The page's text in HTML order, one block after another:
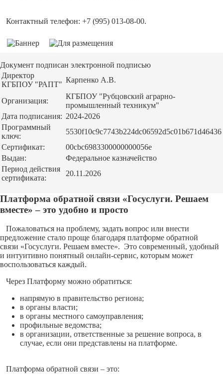
Контактный телефон: +7 (995) 013-08-00.
Документ подписан электронной подписью
Директор
КГБПОУ "РАПТ"
Карпенко А.В.
Организация:
КГБПОУ "Рубцовский аграрно-
промышленный техникум"
Дата подписания: 2024-2026
Программный
ключ:
5530f10c9c7743b224dc06592d5c01b671d46436
Сертификат:
00cbc6983300000000056e
Выдан:
Федеральное казначейство
Период действия
сертификата:
20.11.2026
Платформа обратной связи «Госуслуги. Решаем
вместе» – это удобно и просто
Пожаловаться на проблему, задать вопрос или внести
предложение стало проще благодаря платформе обратной
связи «Госуслуги. Решаем вместе». Это современный, удобный
и интуитивно понятный онлайн-сервис, которым может
воспользоваться каждый.
Через Платформу можно обратиться:
напрямую в правительство региона;
в органы власти;
в органы местного самоуправления;
профильные ведомства;
в организации, ответственные за решение вопроса, в
случае, если они представлены на платформе.
Платформа обратной связи – это: